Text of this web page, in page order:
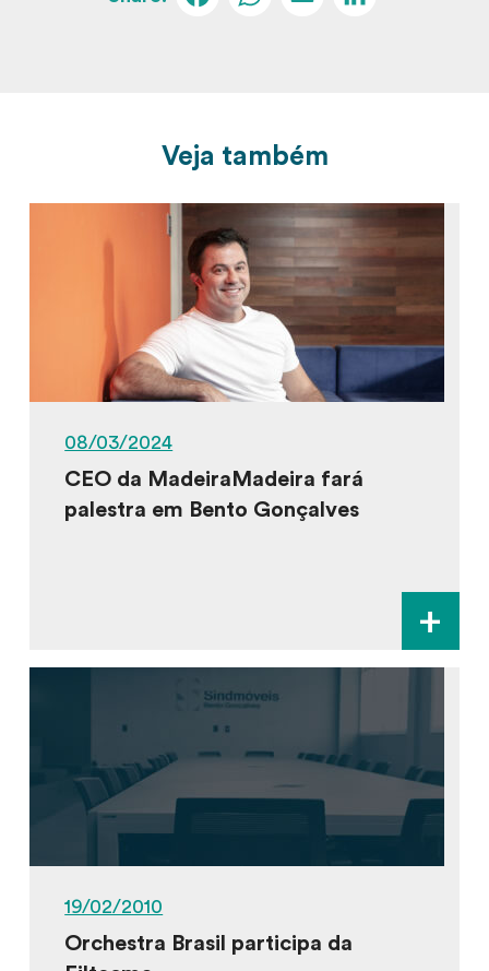
Veja também
08/03/2024
CEO da MadeiraMadeira fará
palestra em Bento Gonçalves
+
19/02/2010
Orchestra Brasil participa da